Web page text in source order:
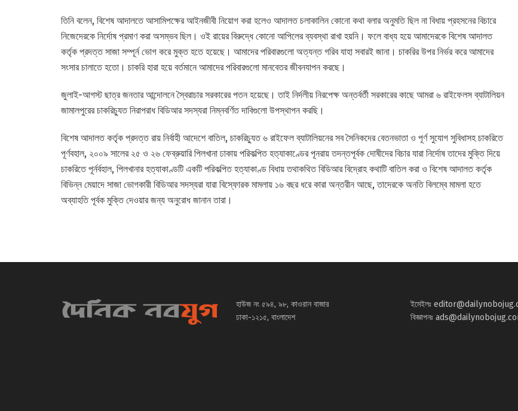
তিনি বলেন, বিশেষ আদালতে আসামিপক্ষের আইনজীবী নিয়োগ করা হলেও আদালত চলাকালিন কোনো কথা বলার অনুমতি ছিল না বিধায় প্রহসনের বিচারে
নিজেদেরকে নির্দোষ প্রমাণ করা অসম্ভব ছিল। ওই রায়ের বিরুদ্ধে কোনো আপিলের ব্যবস্থা রাখা হয়নি। ফলে বাধ্য হয়ে আমাদেরকে বিশেষ আদালত
কর্তৃক প্রদত্ত সাজা সম্পূর্ন ভোগ করে মুক্ত হতে হয়েছে। আমাদের পরিবারগুলো অত্যন্ত গরিব যাহা সবারই জানা। চাকরির উপর নির্ভর করে আমাদের
সংসার চালাতে হতো। চাকরি হারা হয়ে বর্তমানে আমাদের পরিবারগুলো মানবেতর জীবনযাপন করছে।
জুলাই-আগস্ট ছাত্র জনতার আন্দোলনে স্বৈরাচার সরকারের পতন হয়েছে। তাই নির্দলীয় নিরপেক্ষ অন্তর্বর্তী সরকারের কাছে আমরা ৬ রাইফেলস ব্যাটালিয়ন
জামালপুরের চাকরিচ্যুত নিরাপরাধ বিডিআর সদস্যরা নিম্নবর্ণিত দাবিগুলো উপস্থাপন করছি।
বিশেষ আদালত কর্তৃক প্রদত্ত রায় নির্বাহী আদেশে বাতিল, চাকরিচ্যুত ৬ রাইফেল ব্যাটালিয়নের সব সৈনিকদের বেতনভাতা ও পূর্ণ সুযোগ সুবিধাসহ চাকরিতে
পূর্ণবহাল, ২০০৯ সালের ২৫ ও ২৬ ফেব্রুয়ারি পিলখানা ঢাকায় পরিকল্পিত হত্যাকাণ্ডের পূনরায় তদন্তপূর্বক দোষীদের বিচার যারা নির্দোষ তাদের মুক্তি দিয়ে
চাকরিতে পূর্নর্বহাল, পিলখানার হত্যাকাণ্ডটি একটি পরিকল্পিত হত্যাকাণ্ড বিধায় তথাকথিত বিডিআর বিদ্রোহ কথাটি বাতিল করা ও বিশেষ আদালত কর্তৃক
বিভিন্ন মেয়াদে সাজা ভোগকারী বিডিআর সদস্যরা যারা বিস্ফোরক মামলায় ১৬ বছর ধরে কারা অন্তরীন আছে, তাদেরকে অনতি বিলম্বে মামলা হতে
অব্যাহতি পূর্বক মুক্তি দেওয়ার জন্য অনুরোধ জানান তারা।
হাউজ নং ৫৯৪, ৯৮, কাওরান বাজার
ঢাকা-১২১৫, বাংলাদেশ
ইমেইলঃ
বিজ্ঞাপনঃ